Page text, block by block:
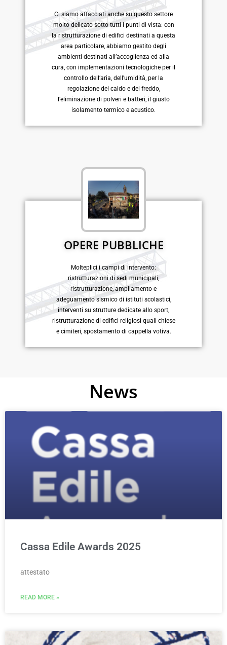
Ci siamo affacciati anche su questo settore
molto delicato sotto tutti i punti di vista: con
la ristrutturazione di edifici destinati a questa
area particolare, abbiamo gestito degli
ambienti destinati all’accoglienza ed alla
cura, con implementazioni tecnologiche per il
controllo dell’aria, dell'umidità, per la
regolazione del caldo e del freddo,
l’eliminazione di polveri e batteri, il giusto
isolamento termico e acustico.
OPERE PUBBLICHE
Molteplici i campi di intervento:
ristrutturazioni di sedi municipali,
ristrutturazione, ampliamento e
adeguamento sismico di istituti scolastici,
interventi su strutture dedicate allo sport,
ristrutturazione di edifici religiosi quali chiese
e cimiteri, spostamento di cappella votiva.
News
Cassa Edile Awards 2025
attestato
READ MORE »